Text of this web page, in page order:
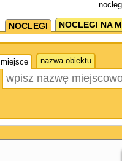
NOCLEGI NOCLEGI NA
miejsce nazwa obiektu